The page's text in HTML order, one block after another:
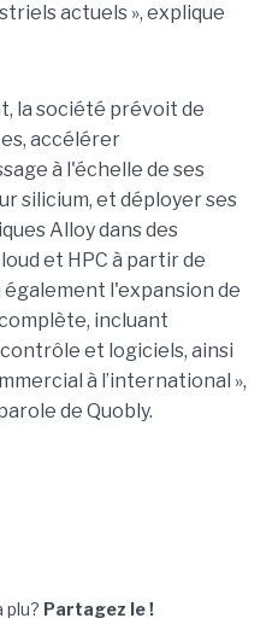
actuels », explique
la société prévoit de
accélérer
à l'échelle de ses
silicium, et déployer ses
Alloy dans des
et HPC à partir de
l'expansion de
incluant
et logiciels, ainsi
à l’international »,
de Quobly.
plu? Partagez le !